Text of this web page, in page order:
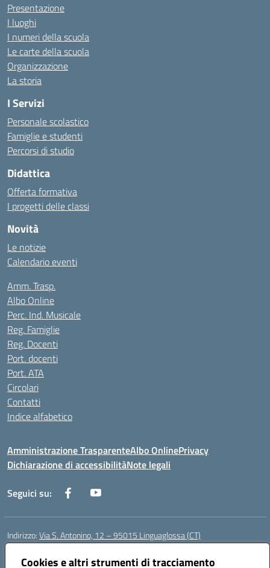
Cookies e altri strumenti di tracciamento
Presentazione
I luoghi
I numeri della scuola
Le carte della scuola
Organizzazione
La storia
I Servizi
Personale scolastico
Famiglie e studenti
Percorsi di studio
Didattica
Offerta formativa
I progetti delle classi
Novità
Le notizie
Calendario eventi
Amm. Trasp.
Albo Online
Perc. Ind. Musicale
Reg. Famiglie
Reg. Docenti
Port. docenti
Port. ATA
Circolari
Contatti
Indice alfabetico
Amministrazione TrasparenteAlbo OnlinePrivacy
Dichiarazione di accessibilitàNote legali
Seguici su:
Indirizzo:Via S. Antonino, 12 – 95015 Linguaglossa (CT)
Centralino:
Posta elettronica certificata (PEC):ctic83200r@pec.istruzione.it